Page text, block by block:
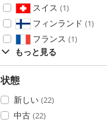
スイス (1)
フィンランド (1)
フランス (1)
もっと見る
状態
新しい (22)
中古 (22)